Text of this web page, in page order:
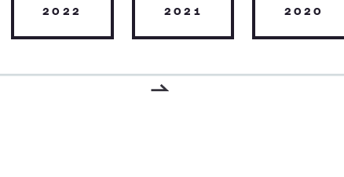
2022 2021 2020